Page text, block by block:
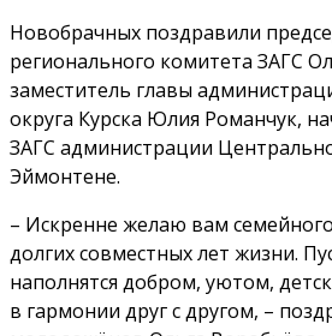
Новобрачных поздравили
регионального комитета ЗАГС
заместитель главы
округа Курска Юлия Романчук,
ЗАГС администрации
Эймонтене.
– Искренне желаю вам
долгих совместных лет жизни.
наполнятся добром, уютом,
в гармонии друг с другом, –